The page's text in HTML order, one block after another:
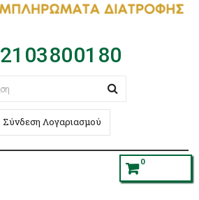
2103800180
Σύνδεση Λογαριασμού
0